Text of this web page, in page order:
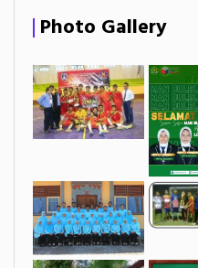
Photo Gallery